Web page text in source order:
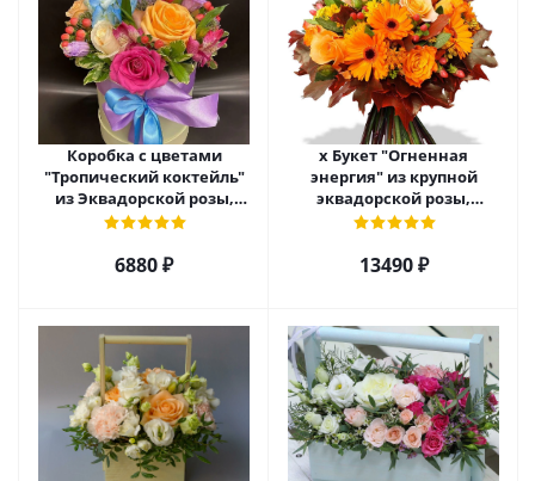
Коробка с цветами
"Тропический коктейль"
из Эквадорской розы,
эустомы, альстромерии
6880 ₽
х Букет "Огненная
энергия" из крупной
эквадорской розы,
гиперикума и гермини.
13490 ₽